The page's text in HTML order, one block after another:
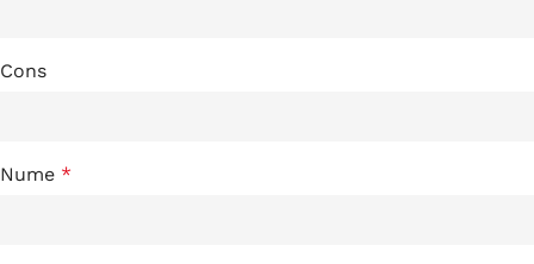
Cons
Nume *